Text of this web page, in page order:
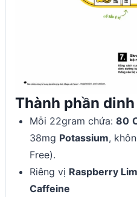
Thành phần
Mỗi 22gram chứa: 80
38mg Potassium,
Free).
Riêng vị Raspberry
Caffeine